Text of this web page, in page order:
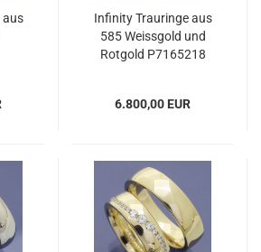
aus
Infinity Trauringe aus
585 Weissgold und
Rotgold P7165218
6.800,00 EUR